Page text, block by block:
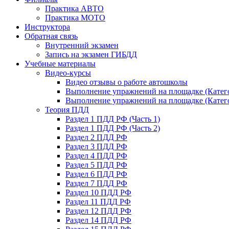
Практика АВТО
Практика МОТО
Инструктора
Обратная связь
Внутренний экзамен
Запись на экзамен ГИБДД
Учебные материалы
Видео-курсы
Видео отзывы о работе автошколы
Выполнение упражнений на площадке
Выполнение упражнений на площадке
Теория ПДД
Раздел 1 ПДД РФ (Часть 1)
Раздел 1 ПДД РФ (Часть 2)
Раздел 2 ПДД РФ
Раздел 3 ПДД РФ
Раздел 4 ПДД РФ
Раздел 5 ПДД РФ
Раздел 6 ПДД РФ
Раздел 7 ПДД РФ
Раздел 10 ПДД РФ
Раздел 11 ПДД РФ
Раздел 12 ПДД РФ
Раздел 14 ПДД РФ